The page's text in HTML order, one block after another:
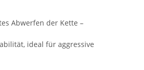
Abwerfen der Kette –
ideal für aggressive